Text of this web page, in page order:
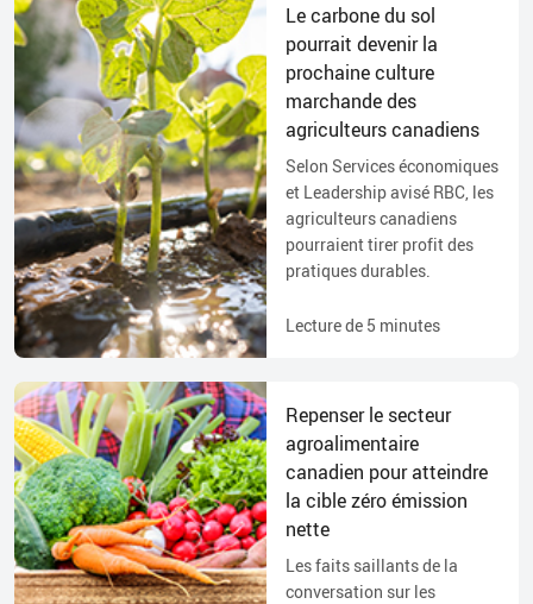
Le carbone du sol
pourrait devenir la
prochaine culture
marchande des
agriculteurs canadiens
Selon Services économiques
et Leadership avisé RBC, les
agriculteurs canadiens
pourraient tirer profit des
pratiques durables.
Lecture de 5 minutes
Repenser le secteur
agroalimentaire
canadien pour atteindre
la cible zéro émission
nette
Les faits saillants de la
conversation sur les